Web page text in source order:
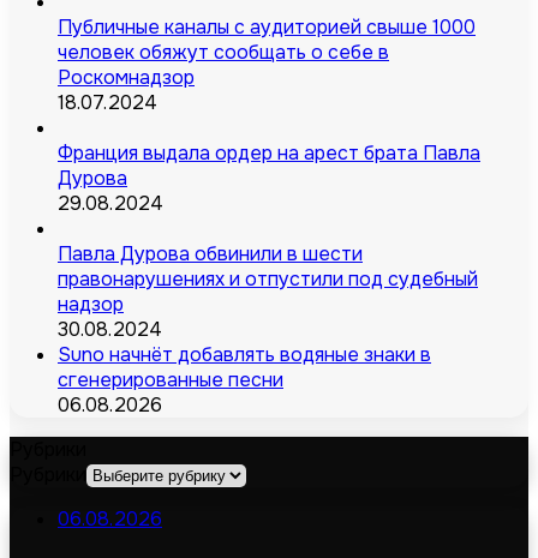
Публичные каналы с аудиторией свыше 1000
человек обяжут сообщать о себе в
Роскомнадзор
18.07.2024
Франция выдала ордер на арест брата Павла
Дурова
29.08.2024
Павла Дурова обвинили в шести
правонарушениях и отпустили под судебный
надзор
30.08.2024
Suno начнёт добавлять водяные знаки в
сгенерированные песни
06.08.2026
06.08.2026